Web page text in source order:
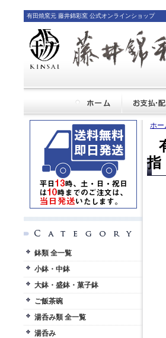
有田焼窯元 藤井錦彩窯 公式オンラインショップ
鉢類 全一覧
小鉢・中鉢
大鉢・盛鉢・菓子鉢
ご飯茶碗
湯呑み類 全一覧
湯呑み
ホー
指